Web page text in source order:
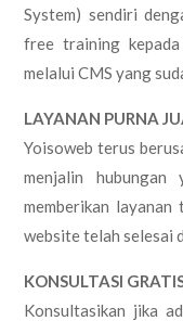
System) sendiri
free training
melalui CMS yang
LAYANAN PURNA
Yoisoweb terus
menjalin
memberikan layanan
website telah selesai
KONSULTASI
Konsultasikan jika